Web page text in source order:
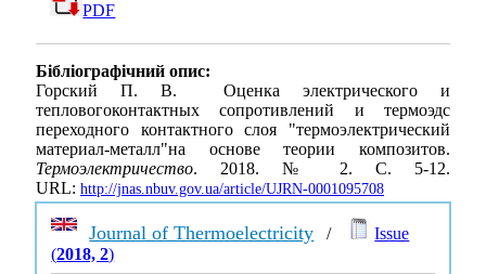
PDF
Бібліографічний опис:
Горский П. В. Оценка электрического и
тепловогоконтактных сопротивлений и термоэдс
переходного контактного слоя "термоэлектрический
материал-металл"на основе теории композитов.
Термоэлектричество. 2018. № 2. С. 5-12.
URL: http://jnas.nbuv.gov.ua/article/UJRN-0001095708
Journal of Thermoelectricity /
Issue
(2018, 2)